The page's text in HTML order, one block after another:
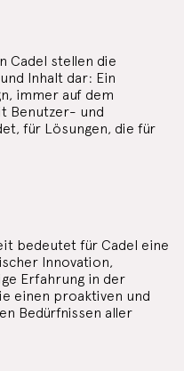
Cadel stellen die
Inhalt dar: Ein
immer auf dem
Benutzer- und
für Lösungen, die für
bedeutet für Cadel eine
Innovation,
Erfahrung in der
einen proaktiven und
Bedürfnissen aller